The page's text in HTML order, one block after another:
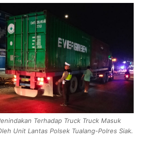
a
n
e
m
a
i
l
Terhadap Truck Truck Masuk
Unit Lantas Polsek Tualang-Polres Siak.